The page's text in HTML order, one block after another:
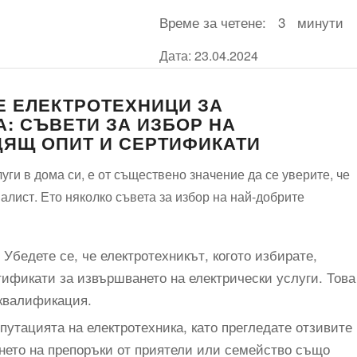
Време за четене: 3 минути
Дата: 23.04.2024
ЕЛЕКТРОТЕХНИЦИ ЗА
СЪВЕТИ ЗА ИЗБОР НА
ОПИТ И СЕРТИФИКАТИ
в дома си, е от съществено значение да се уверите, че
Ето няколко съвета за избор на най-добрите
Убедете се, че електротехникът, когото избирате,
за извършването на електрически услуги. Това
на електротехника, като прегледате отзивите
на препоръки от приятели или семейство също